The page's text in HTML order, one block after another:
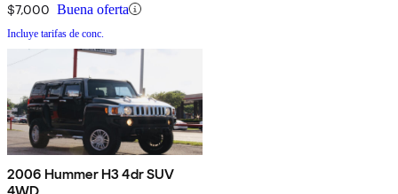
$7,000 Buena oferta
Incluye tarifas de conc.
2006 Hummer H3 4dr SUV